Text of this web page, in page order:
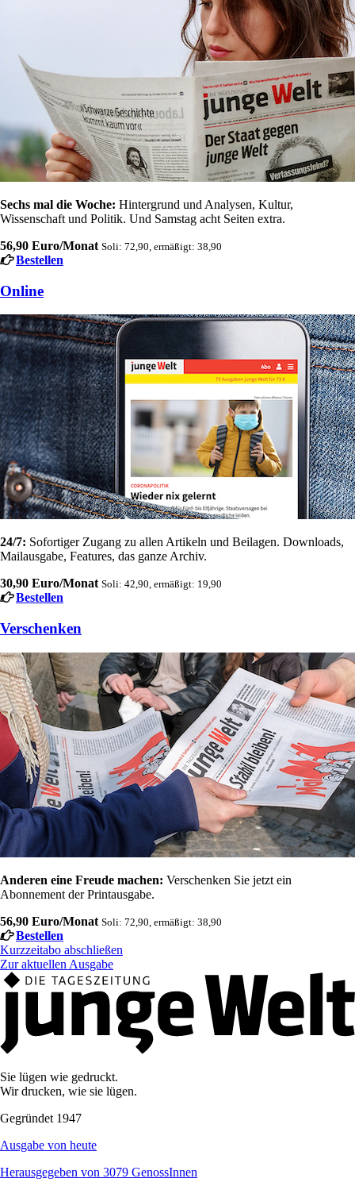
Sechs mal die Woche: Hintergrund und Analysen, Kultur,
Wissenschaft und Politik. Und Samstag acht Seiten extra.
56,90 Euro/Monat Soli: 72,90, ermäßigt: 38,90
Bestellen
Online
24/7: Sofortiger Zugang zu allen Artikeln und Beilagen. Downloads,
Mailausgabe, Features, das ganze Archiv.
30,90 Euro/Monat Soli: 42,90, ermäßigt: 19,90
Bestellen
Verschenken
Anderen eine Freude machen: Verschenken Sie jetzt ein
Abonnement der Printausgabe.
56,90 Euro/Monat Soli: 72,90, ermäßigt: 38,90
Bestellen
Kurzzeitabo abschließen
Zur aktuellen Ausgabe
Sie lügen wie gedruckt.
Wir drucken, wie sie lügen.
Gegründet 1947
Ausgabe von heute
Herausgegeben von 3079 GenossInnen